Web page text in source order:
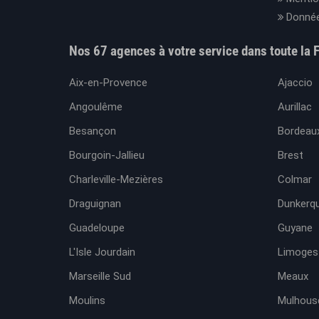
Nos 67 agences à votre service dans toute la
Aix-en-Provence Ajaccio
Angoulême
Aurillac
Besançon
Bourgoin-Jallieu
Brest
Charleville-Mezières
Colmar
Draguignan
Guadeloupe
Guyane
L'Isle Jourdain
Limoges
Marseille Sud
Meaux
Moulins